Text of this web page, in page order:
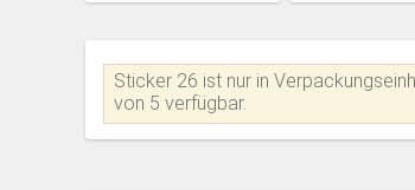
Sticker 26 ist nur in
von 5 verfügbar.